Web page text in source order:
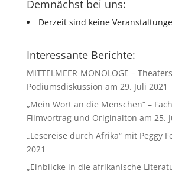
Demnächst bei uns:
Derzeit sind keine
Interessante Berichte:
MITTELMEER-MONOLOGE –
Podiumsdiskussion am 29. Juli 2021
„Mein Wort an die Menschen“ –
Filmvortrag und Originalton am 25.
„Lesereise durch Afrika“ mit Peggy
2021
„Einblicke in die afrikanische